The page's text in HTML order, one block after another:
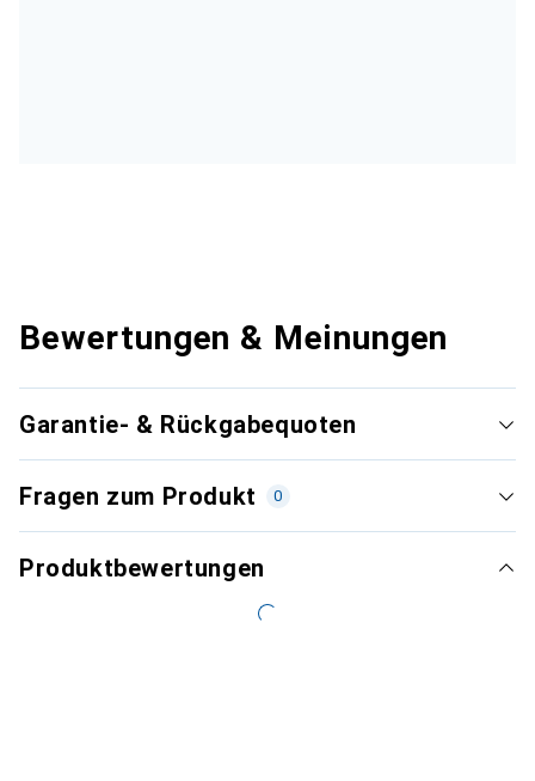
Bewertungen & Meinungen
Garantie- & Rückgabequoten
Fragen zum Produkt 0
Produktbewertungen